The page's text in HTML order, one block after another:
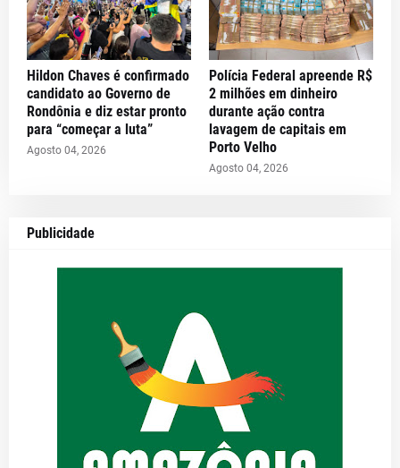
Hildon Chaves é confirmado
candidato ao Governo de
Rondônia e diz estar pronto
para “começar a luta”
Agosto 04, 2026
Polícia Federal apreende R$
2 milhões em dinheiro
durante ação contra
lavagem de capitais em
Porto Velho
Agosto 04, 2026
Publicidade